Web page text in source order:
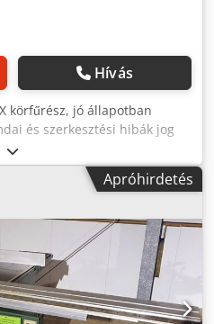
Hívás
körfűrész, jó állapotban
és szerkesztési hibák jog
Apróhirdetés